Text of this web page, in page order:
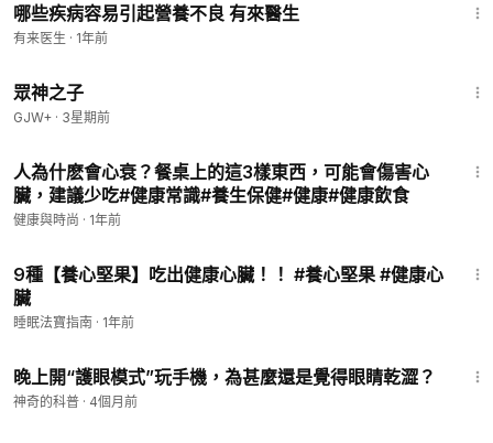
哪些疾病容易引起營養不良 有來醫生
有来医生 · 1年前
眾神之子
GJW+ · 3星期前
人為什麽會心衰？餐桌上的這3樣東西，可能會傷害心
臟，建議少吃#健康常識#養生保健#健康#健康飲食
健康與時尚 · 1年前
9種【養心堅果】吃出健康心臟！！ #養心堅果 #健康心
臟
睡眠法寶指南 · 1年前
晚上開“護眼模式”玩手機，為甚麼還是覺得眼睛乾澀？
神奇的科普 · 4個月前